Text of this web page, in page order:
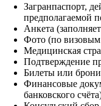
Загранпаспорт,
предполагаемой
Анкета
Фото (по визовым
Медицинская
Подтверждение
Билеты или
Финансовые
банковского